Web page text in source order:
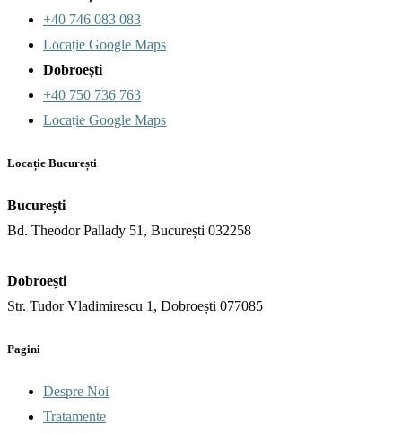
+40 746 083 083
Locație Google Maps
Dobroești
+40 750 736 763
Locație Google Maps
Locație București
București
Bd. Theodor Pallady 51, București 032258
Dobroești
Str. Tudor Vladimirescu 1, Dobroești 077085
Pagini
Despre Noi
Tratamente